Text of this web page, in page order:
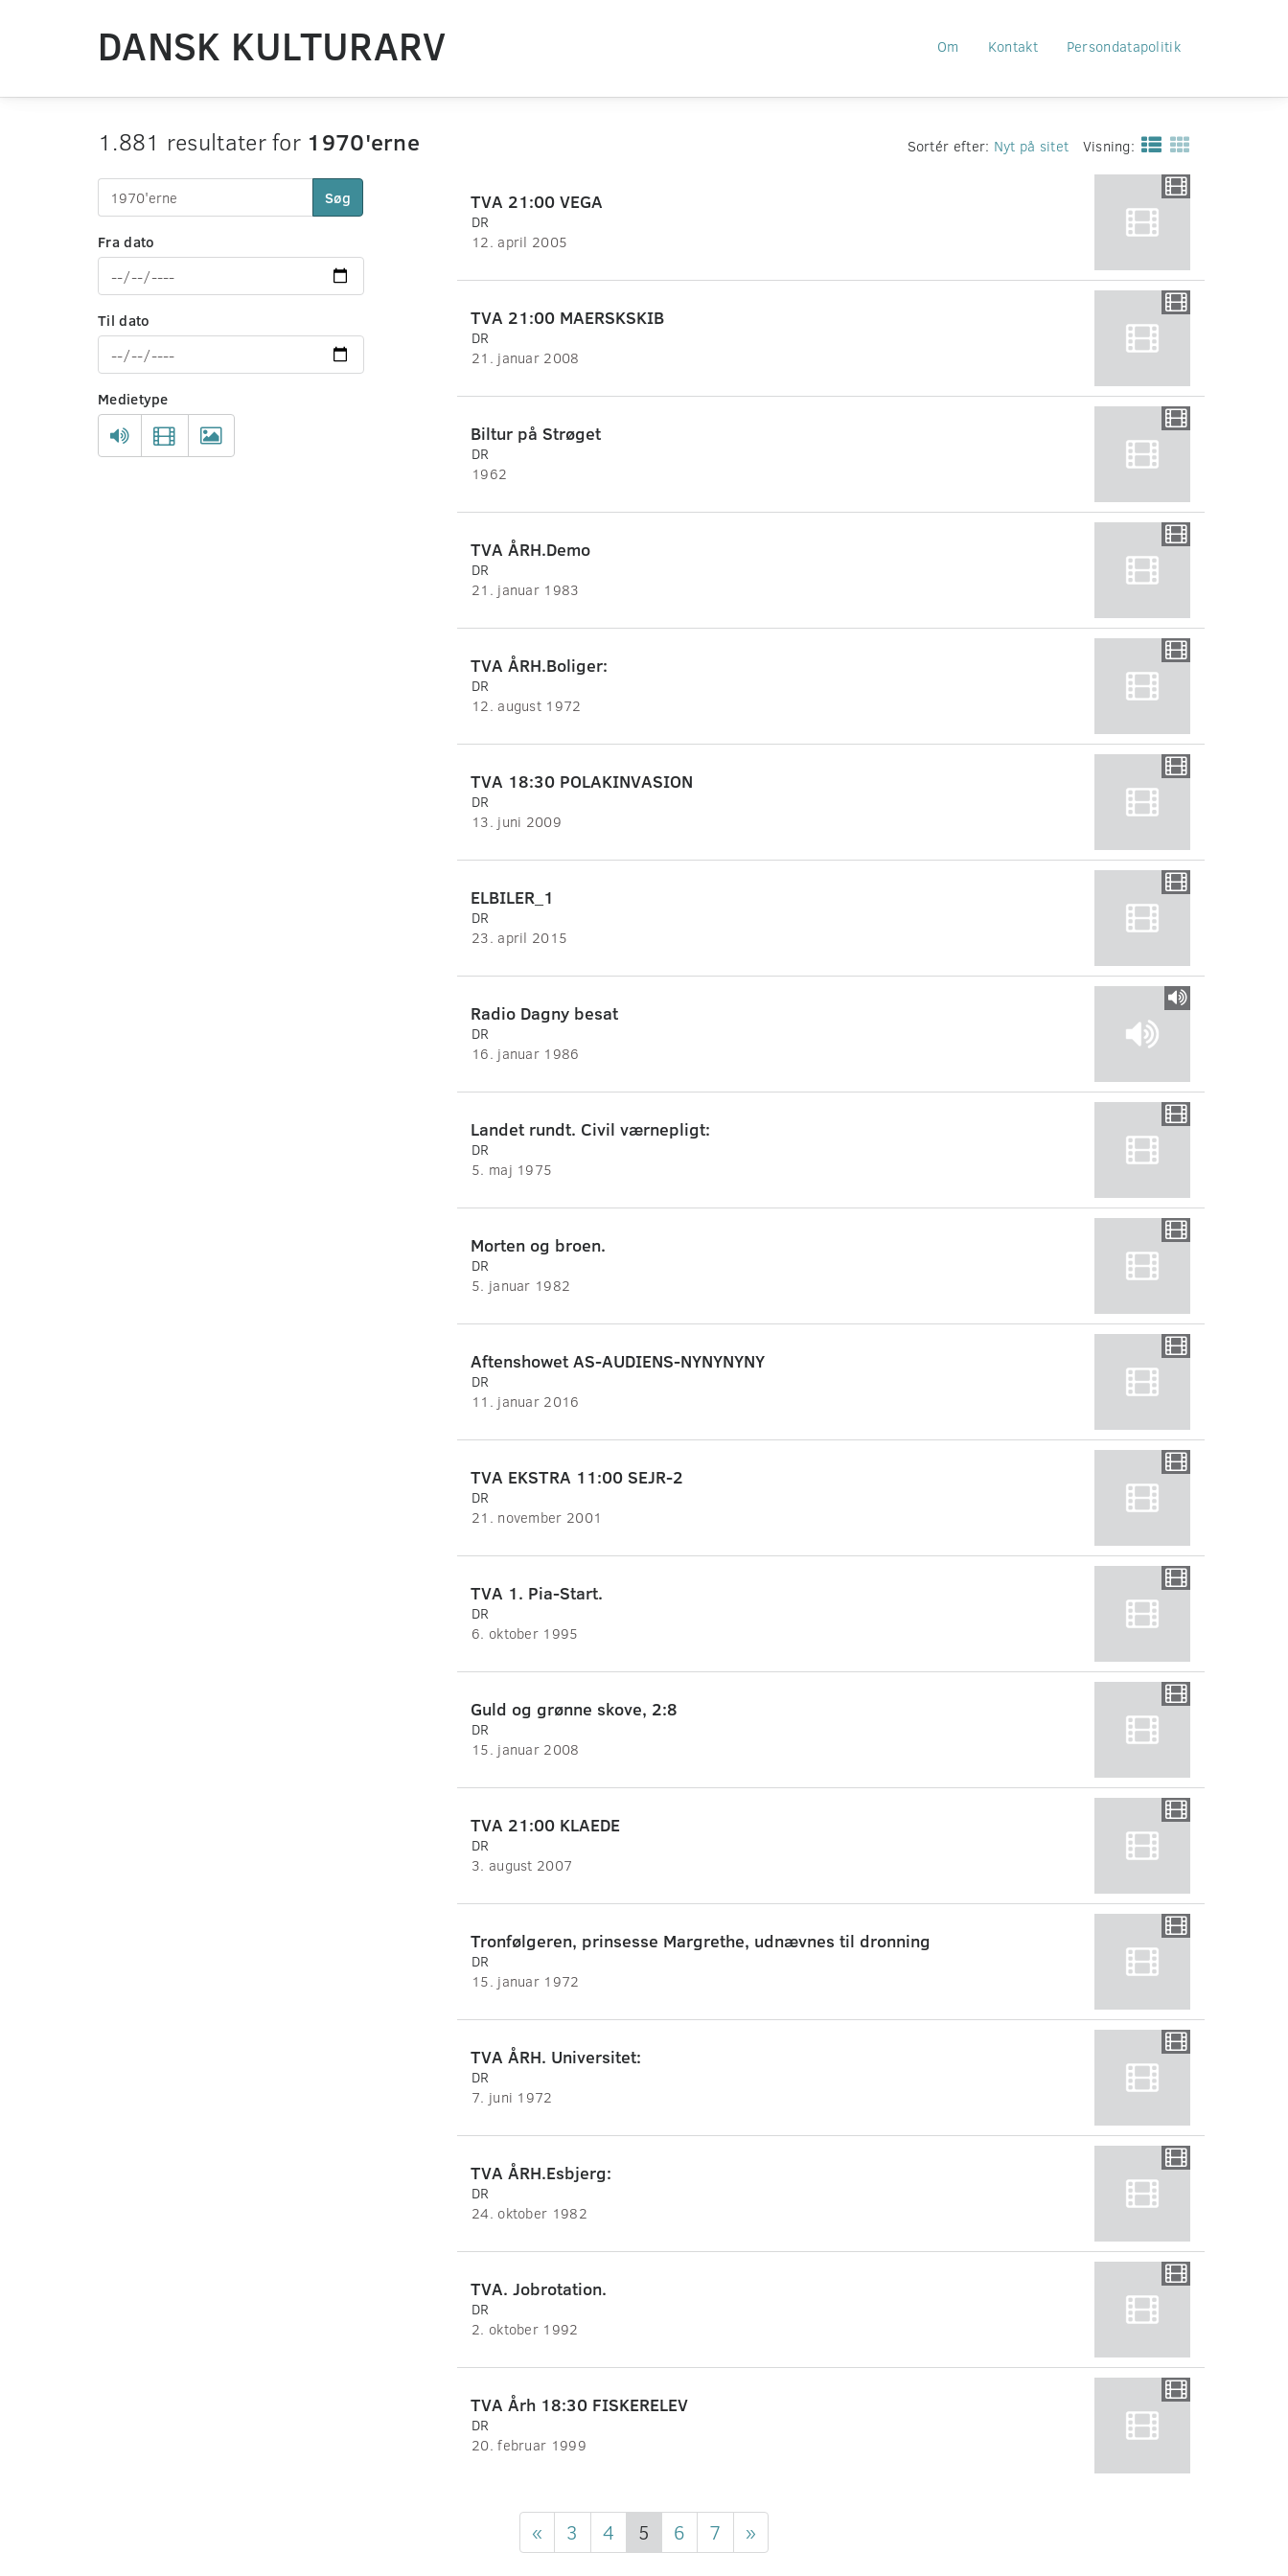
DANSK KULTURARV Om Kontakt Persondatapolitik
1.881 resultater for 1970'erne
Søg
Fra dato
Til dato
Medietype
Sortér efter: Nyt på sitet Visning:
TVA 21:00 VEGA
DR
12. april 2005
TVA 21:00 MAERSKSKIB
DR
21. januar 2008
Biltur på Strøget
DR
1962
TVA ÅRH.Demo
DR
21. januar 1983
TVA ÅRH.Boliger:
DR
12. august 1972
TVA 18:30 POLAKINVASION
DR
13. juni 2009
ELBILER_1
DR
23. april 2015
Radio Dagny besat
DR
16. januar 1986
Landet rundt. Civil værnepligt:
DR
5. maj 1975
Morten og broen.
DR
5. januar 1982
Aftenshowet AS-AUDIENS-NYNYNYNY
DR
11. januar 2016
TVA EKSTRA 11:00 SEJR-2
DR
21. november 2001
TVA 1. Pia-Start.
DR
6. oktober 1995
Guld og grønne skove, 2:8
DR
15. januar 2008
TVA 21:00 KLAEDE
DR
3. august 2007
Tronfølgeren, prinsesse Margrethe, udnævnes til dronning
DR
15. januar 1972
TVA ÅRH. Universitet:
DR
7. juni 1972
TVA ÅRH.Esbjerg:
DR
24. oktober 1982
TVA. Jobrotation.
DR
2. oktober 1992
TVA Årh 18:30 FISKERELEV
DR
20. februar 1999
« 3 4 5 6 7 »